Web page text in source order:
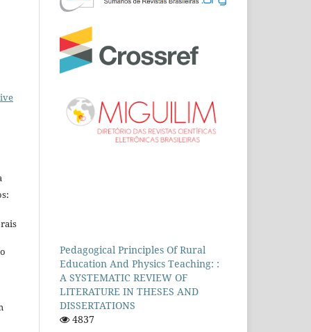
Pedagogical Principles Of Rural
Education And Physics Teaching: :
A SYSTEMATIC REVIEW OF
LITERATURE IN THESES AND
DISSERTATIONS
4837